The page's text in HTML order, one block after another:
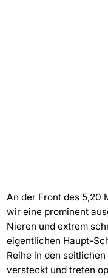
An der Front des 5,20
wir eine prominent
Nieren und extrem
eigentlichen Haupt-
Reihe in den
versteckt und treten